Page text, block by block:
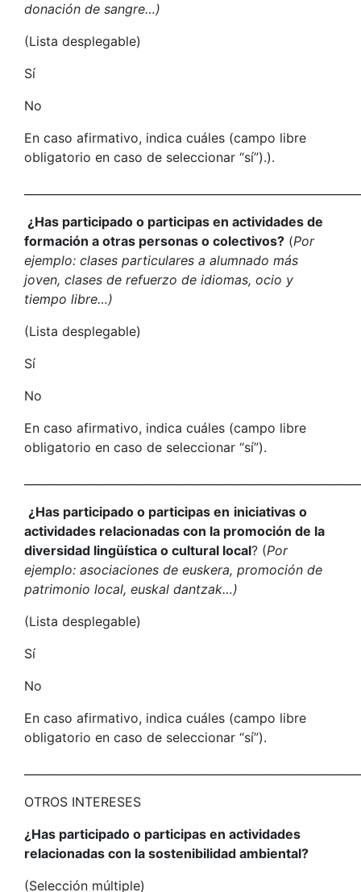
donación de sangre…)
(Lista desplegable)
Sí
No
En caso afirmativo, indica cuáles (campo libre
obligatorio en caso de seleccionar “sí”).).
¿Has participado o participas en actividades de
formación a otras personas o colectivos? (Por
ejemplo: clases particulares a alumnado más
joven, clases de refuerzo de idiomas, ocio y
tiempo libre…)
(Lista desplegable)
Sí
No
En caso afirmativo, indica cuáles (campo libre
obligatorio en caso de seleccionar “sí”).
¿Has participado o participas en iniciativas o
actividades relacionadas con la promoción de la
diversidad lingüística o cultural local? (Por
ejemplo: asociaciones de euskera, promoción de
patrimonio local, euskal dantzak…)
(Lista desplegable)
Sí
No
En caso afirmativo, indica cuáles (campo libre
obligatorio en caso de seleccionar “sí”).
OTROS INTERESES
¿Has participado o participas en actividades
relacionadas con la sostenibilidad ambiental?
(Selección múltiple)